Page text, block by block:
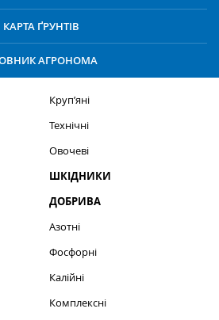
КАРТА ҐРУНТІВ
АГРОНОМА
Круп’яні
Технічні
Овочеві
ШКІДНИКИ
ДОБРИВА
Азотні
Фосфорні
Калійні
Комплексні